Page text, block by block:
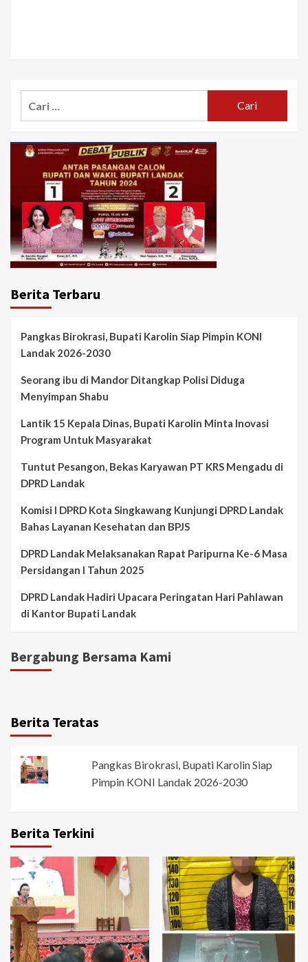
Berita Terbaru
Pangkas Birokrasi, Bupati Karolin Siap Pimpin KONI
Landak 2026-2030
Seorang ibu di Mandor Ditangkap Polisi Diduga
Menyimpan Shabu
Lantik 15 Kepala Dinas, Bupati Karolin Minta Inovasi
Program Untuk Masyarakat
Tuntut Pesangon, Bekas Karyawan PT KRS Mengadu di
DPRD Landak
Komisi I DPRD Kota Singkawang Kunjungi DPRD Landak
Bahas Layanan Kesehatan dan BPJS
DPRD Landak Melaksanakan Rapat Paripurna Ke-6 Masa
Persidangan I Tahun 2025
DPRD Landak Hadiri Upacara Peringatan Hari Pahlawan
di Kantor Bupati Landak
Bergabung Bersama Kami
Berita Teratas
Pangkas Birokrasi, Bupati Karolin Siap
Pimpin KONI Landak 2026-2030
Berita Terkini